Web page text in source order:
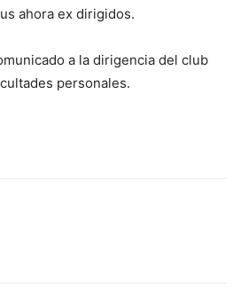
ahora ex dirigidos.
a la dirigencia del club
personales.